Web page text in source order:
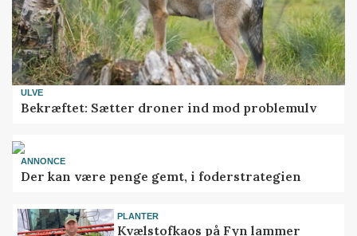
ULVE
Bekræftet: Sætter droner ind mod problemulv
ANNONCE
Der kan være penge gemt, i foderstrategien
PLANTER
Kvælstofkaos på Fyn lammer